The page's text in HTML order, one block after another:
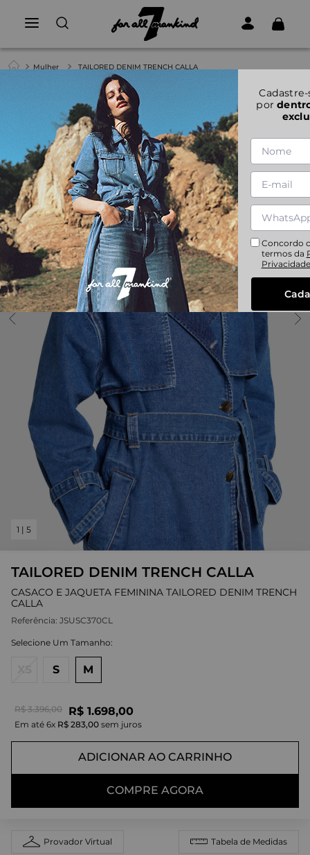
Mulher TAILORED DENIM TRENCH CALLA
1 | 5
TAILORED DENIM TRENCH CALLA
CASACO E JAQUETA FEMININA TAILORED DENIM TRENCH
CALLA
Referência: JSUSC370CL
S M
R$ 3.396,00 R$ 1.698,00
Em até 6x R$ 283,00 sem juros
ADICIONAR AO CARRINHO
COMPRE AGORA
Provador Virtual Tabela de Medidas
por
Concordo
termos da
Privacidade